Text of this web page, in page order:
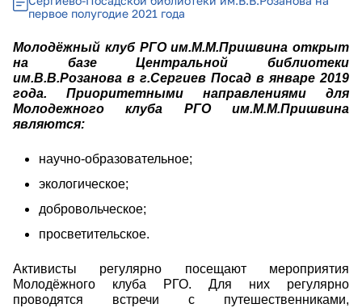
первое полугодие 2021 года
Молодёжный клуб РГО им.М.М.Пришвина открыт
на базе Центральной библиотеки
им.В.В.Розанова в г.Сергиев Посад в январе 2019
года. Приоритетными направлениями для
Молодежного клуба РГО им.М.М.Пришвина
являются:
научно-образовательное;
экологическое;
добровольческое;
просветительское.
Активисты регулярно посещают мероприятия
Молодёжного клуба РГО. Для них регулярно
проводятся встречи с путешественниками,